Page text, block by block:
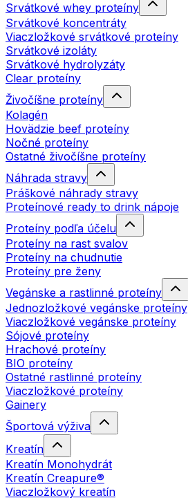
Srvátkové whey proteíny
Srvátkové koncentráty
Viaczložkové srvátkové proteíny
Srvátkové izoláty
Srvátkové hydrolyzáty
Clear proteíny
Živočíšne proteíny
Kolagén
Hovädzie beef proteíny
Nočné proteíny
Ostatné živočíšne proteíny
Náhrada stravy
Práškové náhrady stravy
Proteínové ready to drink nápoje
Proteíny podľa účelu
Proteíny na rast svalov
Proteíny na chudnutie
Proteíny pre ženy
Vegánske a rastlinné proteíny
Jednozložkové vegánske proteíny
Viaczložkové vegánske proteíny
Sójové proteíny
Hrachové proteíny
BIO proteíny
Ostatné rastlinné proteíny
Viaczložkové proteíny
Gainery
Športová výživa
Kreatín
Kreatín Monohydrát
Kreatín Creapure®
Viaczložkový kreatín